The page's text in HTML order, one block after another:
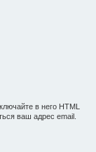
в него HTML
ваш адрес email.